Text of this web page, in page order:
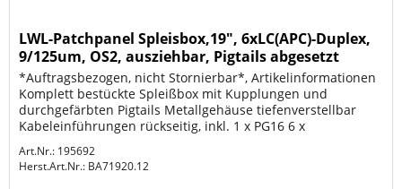
LWL-Patchpanel Spleisbox,19", 6xLC(APC)-Duplex,
9/125um, OS2, ausziehbar, Pigtails abgesetzt
*Auftragsbezogen, nicht Stornierbar*, Artikelinformationen
Komplett bestückte Spleißbox mit Kupplungen und
durchgefärbten Pigtails Metallgehäuse tiefenverstellbar
Kabeleinführungen rückseitig, inkl. 1 x PG16 6 x
Art.Nr.: 195692
Herst.Art.Nr.: BA71920.12